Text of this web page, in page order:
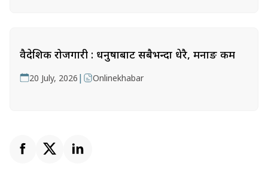
वैदेशिक रोजगारी : धनुषाबाट सबैभन्दा धेरै, मनाङ कम
20 July, 2026 | Onlinekhabar